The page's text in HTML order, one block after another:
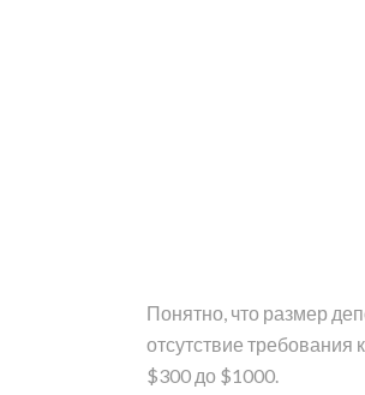
Понятно, что размер
отсутствие требования
$300 до $1000.